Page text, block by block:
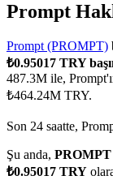
COIN-M
Kripto Para
TradFi
Hisse
Prompt
Prompt (PROMPT)
₺0.95017 TRY
487.3M ile,
₺464.24M TRY.
Son 24 saatte,
Şu anda,
₺0.95017 TRY